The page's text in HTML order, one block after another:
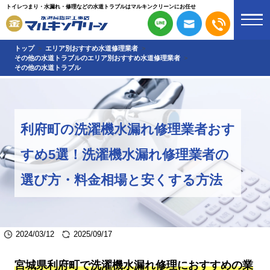
トイレつまり・水漏れ・修理などの水道トラブルはマルキンクリーンにお任せ
トップ
エリア別おすすめ水道修理業者
その他の水道トラブルのエリア別おすすめ水道修理業者
その他の水道トラブル
利府町の洗濯機水漏れ修理業者おす
すめ5選！洗濯機水漏れ修理業者の
選び方・料金相場と安くする方法
2024/03/12 2025/09/17
宮城県利府町で洗濯機水漏れ修理におすすめの業